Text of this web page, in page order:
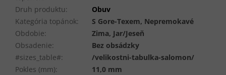
Druh produktu:
Obuv
Kategória topánok:
S Gore-Texem, Nepremokavé
Obdobie:
Zima, Jar/Jeseň
Obsadenie:
Bez obsádzky
#sizes_table#:
/velikostni-tabulka-salomon/
Pokles (mm):
11,0 mm